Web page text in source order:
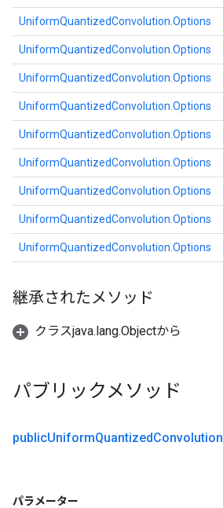
UniformQuantizedConvolution.Options
UniformQuantizedConvolution.Options
UniformQuantizedConvolution.Options
UniformQuantizedConvolution.Options
UniformQuantizedConvolution.Options
UniformQuantizedConvolution.Options
UniformQuantizedConvolution.Options
UniformQuantizedConvolution.Options
UniformQuantizedConvolution.Options
継承されたメソッド
クラスjava.lang.Objectから
パブリックメソッド
publicUniformQuantizedConvolution
パラメーター